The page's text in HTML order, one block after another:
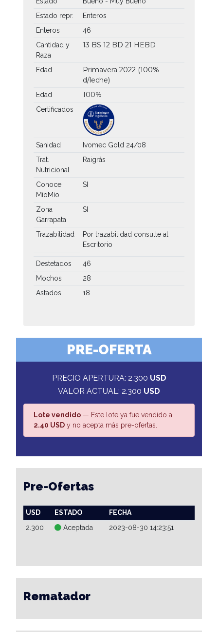
Estado repr.
Enteros
Enteros
46
Cantidad y
Raza
13 BS 12 BD 21 HEBD
Edad
Primavera 2022 (100%
d/leche)
Edad 100%
Certificados
Sanidad
Ivomec Gold 24/08
Trat.
Nutricional
Raigrás
Conoce
MíoMío
SI
Zona
Garrapata
SI
Trazabilidad
Por trazabilidad consulte al
Escritorio
Destetados
46
Mochos
28
Astados
18
PRE-OFERTA
PRECIO APERTURA: 2.300 USD
VALOR ACTUAL: 2.300 USD
Lote vendido — Este lote ya fue vendido a
2.40 USD y no acepta más pre-ofertas.
Pre-Ofertas
USD ESTADO
FECHA
2.300
Aceptada 2023-08-30 14:23:51
Rematador